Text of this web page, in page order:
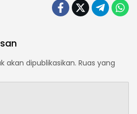
akan dipublikasikan. Ruas yang